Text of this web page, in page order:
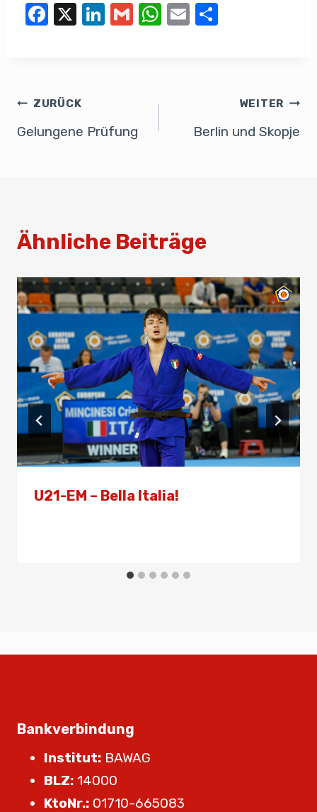
F
b
o
X
Li
n
G
W
E
ZURÜCK
Gelungene Prüfung
WEITER
Berlin und Skopje
Ähnliche Beiträge
U21-EM – Bella Italia!
Bankverbindung
Institut: BAWAG
BLZ: 14000
KtoNr.: 01710-665083